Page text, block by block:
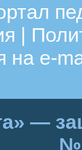
|
на e-
—